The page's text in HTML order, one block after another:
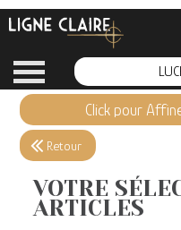
Appliquer ma
4 ARTICLES
Effacer ma sélection
Informations
Click pour
Retour
VOTRE
ARTICLES